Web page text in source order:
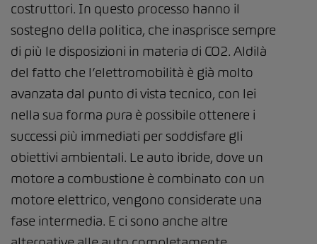
costruttori. In questo processo hanno il
sostegno della politica, che inasprisce sempre
di più le disposizioni in materia di CO2. Aldilà
del fatto che l’elettromobilità è già molto
avanzata dal punto di vista tecnico, con lei
nella sua forma pura è possibile ottenere i
successi più immediati per soddisfare gli
obiettivi ambientali. Le auto ibride, dove un
motore a combustione è combinato con un
motore elettrico, vengono considerate una
fase intermedia. E ci sono anche altre